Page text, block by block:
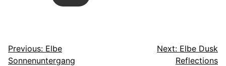
Beitragsnavigation
Previous: Elbe
Sonnenuntergang
Next: Elbe Dusk
Reflections